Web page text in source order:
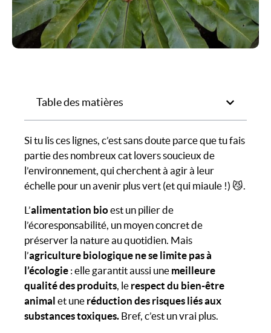
Table des matières
Si tu lis ces lignes, c’est sans doute parce que tu fais
partie des nombreux cat lovers soucieux de
l’environnement, qui cherchent à agir à leur
échelle pour un avenir plus vert (et qui miaule !) 😼.
L’alimentation bioest un pilier de
l’écoresponsabilité, un moyen concret de
préserver la nature au quotidien. Mais
l’agriculture biologique ne se limite pas à
l’écologie : elle garantit aussi une meilleure
qualité des produits , le respect du bien-être
animal et une réduction des risques liés aux
substances toxiques. Bref, c’est un vrai plus.